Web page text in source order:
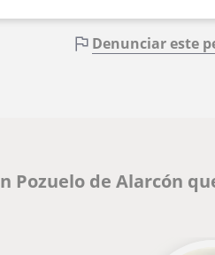
Denunciar este
Pozuelo de Alarcón